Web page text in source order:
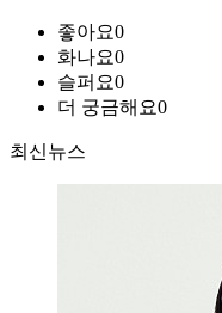
좋아요0
화나요0
슬퍼요0
더 궁금해요0
최신뉴스